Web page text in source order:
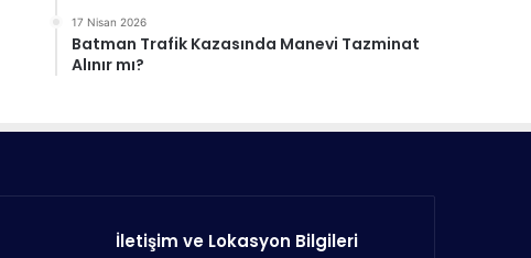
17 Nisan 2026
Batman Trafik Kazasında Manevi Tazminat
Alınır mı?
İletişim ve Lokasyon Bilgileri